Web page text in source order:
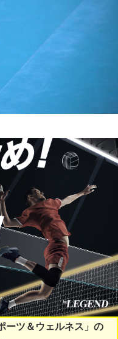
ーツ＆ウェルネス」の